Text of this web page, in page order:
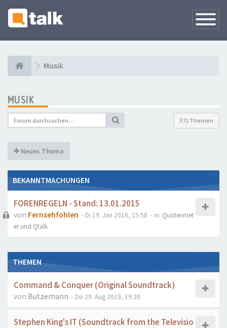
Musik
MUSIK
371 Themen
Neues Thema
BEKANNTMACHUNGEN
FORENREGELN - Stand: 13.01.2015
von Fernsehfohlen - Di 19. Jan 2016, 15:58 - in: Quotenmet
er und Qtalk
THEMEN
Command & Conquer (Original Soundtrack)
von Butzemann - Do 29. Aug 2019, 19:20
Stephen King's IT (Soundtrack from the Televisio